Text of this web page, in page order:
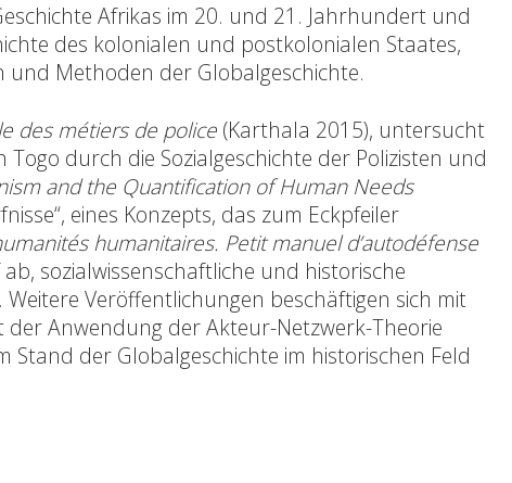
Afrikas im 20. und 21. Jahrhundert und
des kolonialen und postkolonialen Staates,
und Methoden der Globalgeschichte.
des métiers de police (Karthala 2015), untersucht
durch die Sozialgeschichte der Polizisten und
and the Quantification of Human Needs
eines Konzepts, das zum Eckpfeiler
humanitaires. Petit manuel d’autodéfense
sozialwissenschaftliche und historische
Veröffentlichungen beschäftigen sich mit
Anwendung der Akteur-Netzwerk-Theorie
Stand der Globalgeschichte im historischen Feld